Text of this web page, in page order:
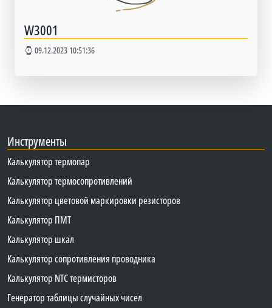
W3001
09.12.2023 10:51:36
Инструменты
Калькулятор термопар
Калькулятор термосопротивлений
Калькулятор цветовой маркировки резисторов
Калькулятор ПМТ
Калькулятор шкал
Калькулятор сопротивления проводника
Калькулятор NTC термисторов
Генератор таблицы случайных чисел